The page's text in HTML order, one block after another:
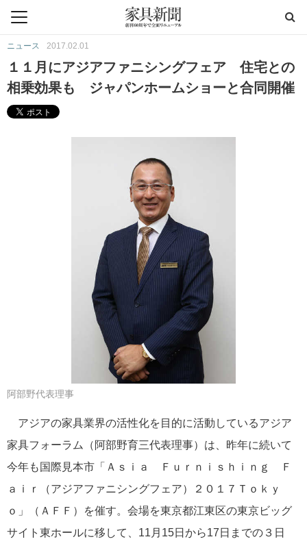
ニュース 2017.02.01
１１月にアジアファニシングフェア 住宅との
相乗効果も ジャパンホームショーと合同開催
阿部野代表理事
アジアの家具業界の活性化を目的に活動しているアジア
家具フォーラム（阿部野育三代表理事）は、昨年に続いて
今年も国際見本市「Ａｓｉａ Ｆｕｒｎｉｓｈｉｎｇ Ｆ
ａｉｒ（アジアファニシングフェア）２０１７Ｔｏｋｙ
ｏ」（ＡＦＦ）を催す。会場を東京都江東区の東京ビッグ
サイト東ホールに移して、11月15日から17日までの３日